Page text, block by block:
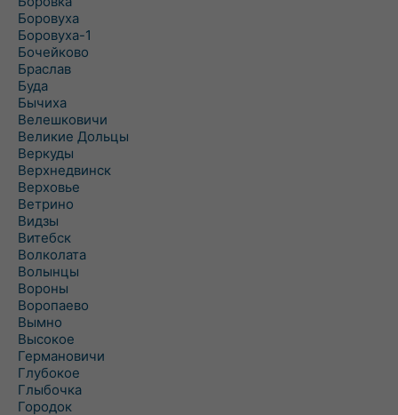
Боровуха
Боровуха-1
Бочейково
Браслав
Буда
Бычиха
Велешковичи
Великие Дольцы
Веркуды
Верхнедвинск
Верховье
Ветрино
Видзы
Витебск
Волколата
Волынцы
Вороны
Воропаево
Вымно
Высокое
Германовичи
Глубокое
Глыбочка
Городок